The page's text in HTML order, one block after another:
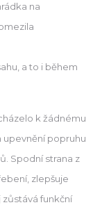
na
a to i během
k žádnému
upevnění popruhu
Spodní strana z
zlepšuje
zůstává funkční